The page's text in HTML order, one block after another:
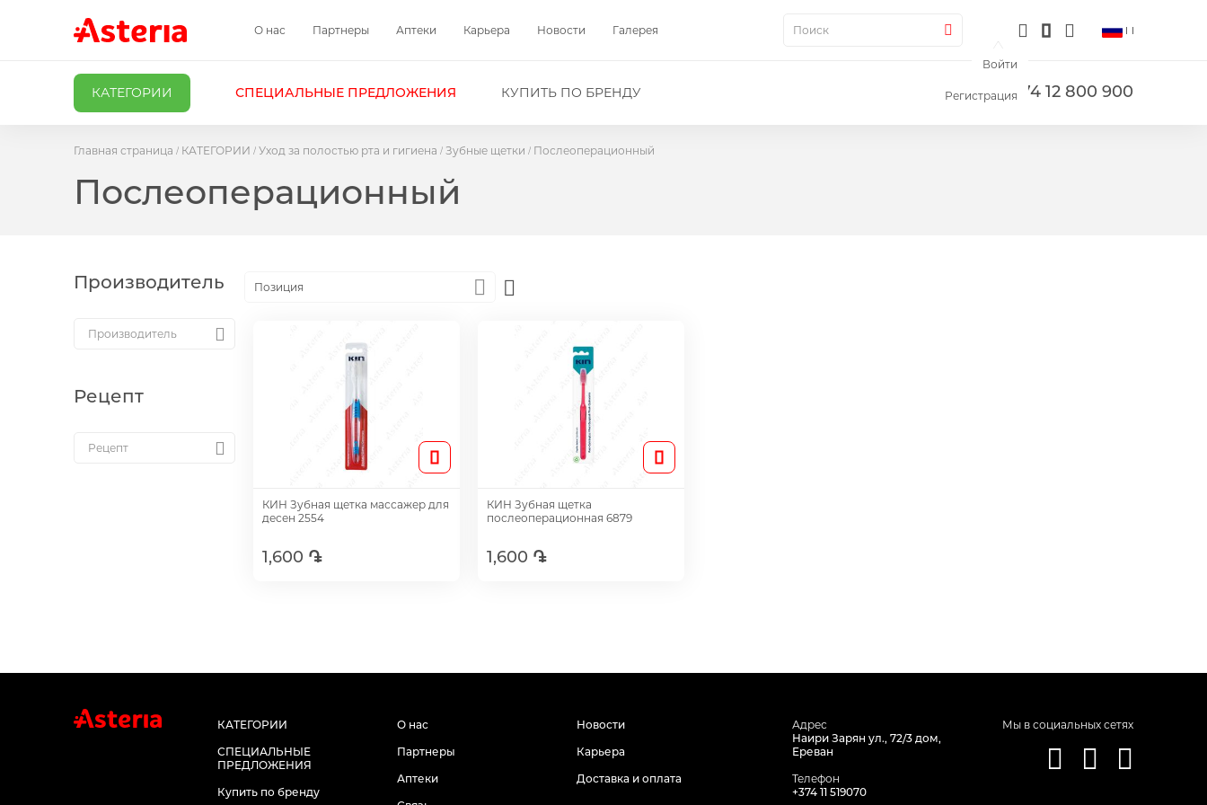
О нас Партнеры Аптеки Карьера Новости Галерея
+374 12 800 900
Войти
Регистрация
КАТЕГОРИИ СПЕЦИАЛЬНЫЕ ПРЕДЛОЖЕНИЯ КУПИТЬ ПО БРЕНДУ
Поиск
Главная страница КАТЕГОРИИ Уход за полостью рта и гигиена Зубные щетки Послеоперационный
Послеоперационный
Производитель
Рецепт
Позиция
Descending
Direction
КИН Зубная щетка массажер для
десен 2554
1,600 ֏
КИН Зубная щетка
послеоперационная 6879
1,600 ֏
КАТЕГОРИИ
СПЕЦИАЛЬНЫЕ
ПРЕДЛОЖЕНИЯ
Купить по бренду
О нас
Партнеры
Аптеки
Новости
Карьера
Доставка и оплата
Адрес
Наири Зарян ул., 72/3 дом,
Ереван
Телефон
+374 11 519070
Мы в социальных сетях